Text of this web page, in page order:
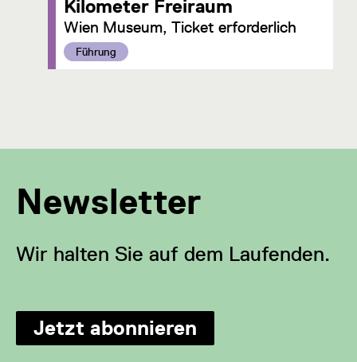
Kilometer Freiraum
Wien Museum, Ticket erforderlich
Kategorie:
Führung
Newsletter
Wir halten Sie auf dem Laufenden.
Jetzt abonnieren